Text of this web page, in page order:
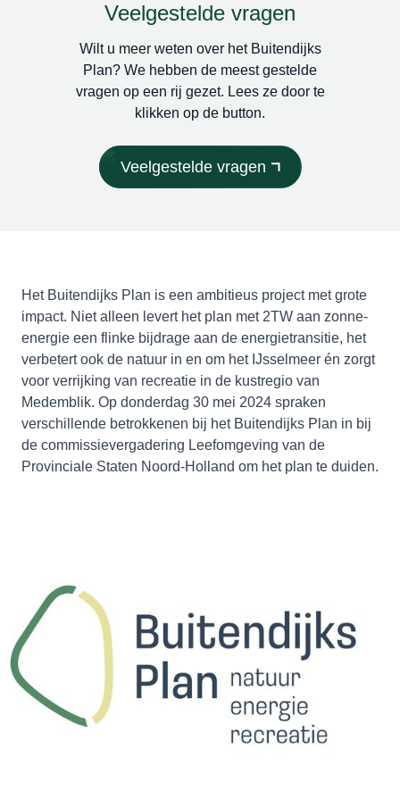
Veelgestelde vragen
Wilt u meer weten over het Buitendijks
Plan? We hebben de meest gestelde
vragen op een rij gezet. Lees ze door te
klikken op de button.
Veelgestelde vragen
Het Buitendijks Plan is een ambitieus project met grote
impact. Niet alleen levert het plan met 2TW aan zonne-
energie een flinke bijdrage aan de energietransitie, het
verbetert ook de natuur in en om het IJsselmeer én zorgt
voor verrijking van recreatie in de kustregio van
Medemblik. Op donderdag 30 mei 2024 spraken
verschillende betrokkenen bij het Buitendijks Plan in bij
de commissievergadering Leefomgeving van de
Provinciale Staten Noord-Holland om het plan te duiden.